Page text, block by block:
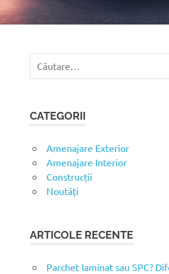
ă
u
p
ă
:
CATEGORII
Amenajare Exterior
Amenajare Interior
Construcții
Noutăți
ARTICOLE RECENTE
Parchet laminat sau SPC?